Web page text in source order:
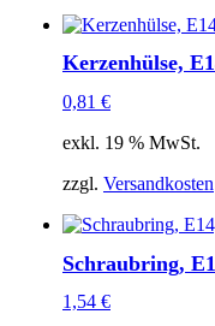
Kerzenhülse,
0,81 €
exkl. 19 % MwSt.
zzgl. Versandkosten
Schraubring,
1,54 €